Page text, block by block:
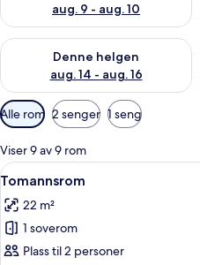
aug. 9 - aug. 10
Denne helgen
aug. 14 - aug. 16
Sjekk tilgjengelighet for denne
Tilgjengelige
filtre
for
rom
Alle rom 2 senger 1 seng
Viser 9 av 9 rom
Åpne
alle
bildene
av
Tomannsrom
6
Tomannsrom
22 m²
1 soverom
Plass til 2 personer